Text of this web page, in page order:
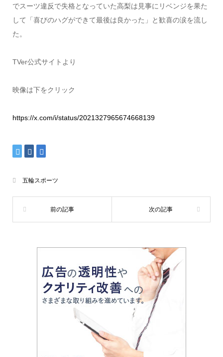
でスーツ違反で失格となっていた高梨は見事にリベンジを果た
して「喜びのハグができて最後は良かった」と歓喜の涙を流し
た。
TVer公式サイトより
映像は下をクリック
https://x.com/i/status/2021327965674668139
五輪スポーツ